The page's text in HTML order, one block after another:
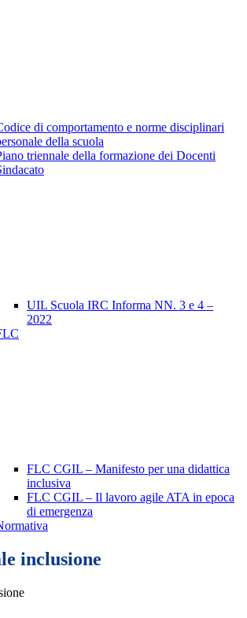
di comportamento e norme disciplinari
della scuola
triennale della formazione dei Docenti
UIL Scuola IRC Informa NN. 3 e 4 –
2022
FLC CGIL – Manifesto per una didattica
inclusiva
FLC CGIL – Il lavoro agile ATA in epoca
di emergenza
inclusione